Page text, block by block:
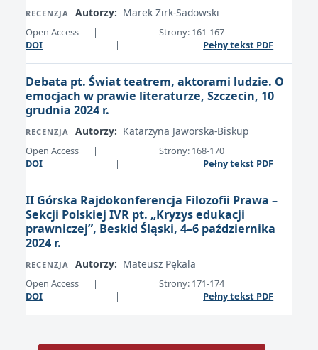
RECENZJA Autorzy: Marek Zirk-Sadowski
Open Access | Strony: 161-167 |
DOI
| Pełny tekst PDF
Debata pt. Świat teatrem, aktorami ludzie. O
emocjach w prawie literaturze, Szczecin, 10
grudnia 2024 r.
RECENZJA Autorzy: Katarzyna Jaworska-Biskup
Open Access | Strony: 168-170 |
DOI
| Pełny tekst PDF
II Górska Rajdokonferencja Filozofii Prawa –
Sekcji Polskiej IVR pt. „Kryzys edukacji
prawniczej”, Beskid Śląski, 4–6 października
2024 r.
RECENZJA Autorzy: Mateusz Pękala
Open Access | Strony: 171-174 |
DOI
| Pełny tekst PDF